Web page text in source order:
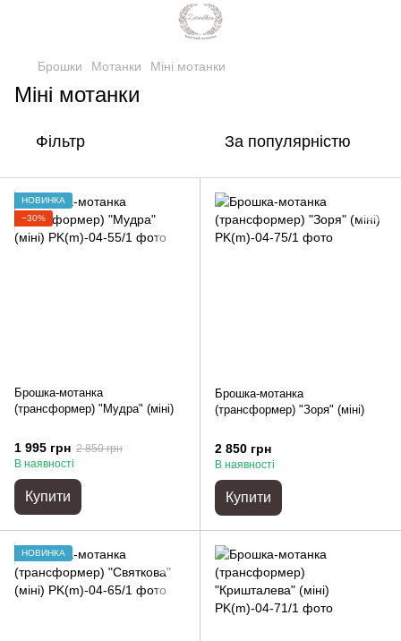
Брошки Мотанки Міні мотанки
Міні мотанки
Фільтр За популярністю
НОВИНКА
−30%
Брошка-мотанка
(трансформер) "Мудра" (міні)
1 995 грн 2 850 грн
В наявності
Купити
Брошка-мотанка
(трансформер) "Зоря" (міні)
2 850 грн
В наявності
Купити
НОВИНКА